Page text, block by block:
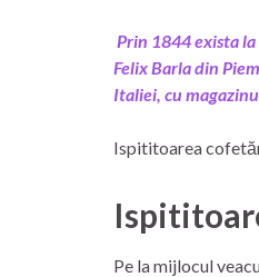
Prin 1844 exista
Felix Barla din
Italiei, cu
Ispititoarea
Pe la mijlocul